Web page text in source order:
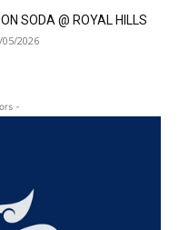
SODA @ ROYAL HILLS
05/2026
-